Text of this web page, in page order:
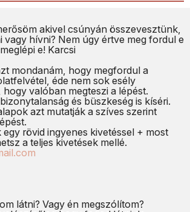
akivel csúnyán összevesztünk,
vagy hívni? Nem úgy értve meg fordul e
e! Karcsi
mondanám, hogy megfordul a
éde nem sok esély
valóban megteszi a lépést.
és büszkeség is kíséri.
azt mutatják a szíves szerint
egy rövid ingyenes kivetéssel + most
a teljes kivetések mellé.
látni? Vagy én megszólítom?